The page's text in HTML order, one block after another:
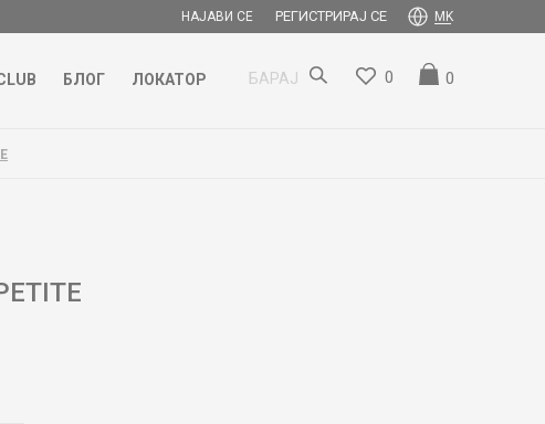
НАЈАВИ СЕ РЕГИСТРИРАЈ СЕ MK
БЛОГ ЛОКАТОР БАРАЈ 0
0